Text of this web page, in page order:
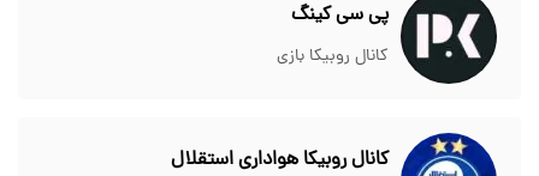
پی سی کینگ
کانال روبیکا بازی
کانال روبیکا هواداری استقلال